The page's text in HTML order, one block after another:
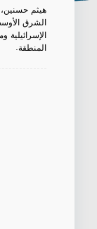
هيثم
الشرق
المنطقة.